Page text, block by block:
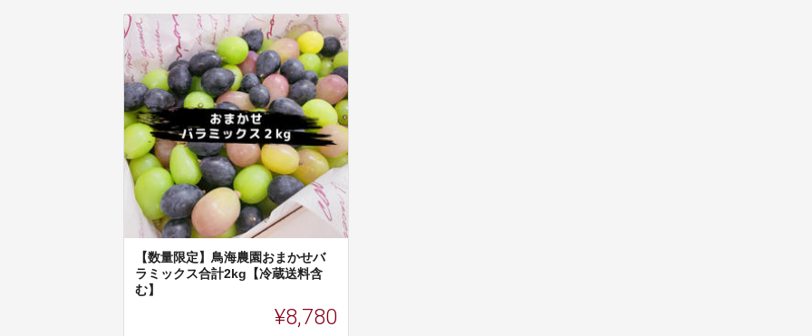
【数量限定】鳥海農園おまかせバ
ラミックス合計2kg【冷蔵送料含
む】
¥8,780